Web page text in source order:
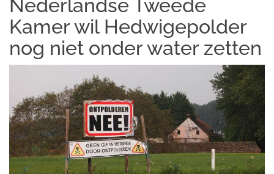
Nederlandse Tweede
Kamer wil Hedwigepolder
nog niet onder water zetten